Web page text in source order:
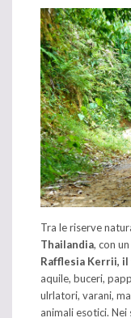
Tra le riserve
Thailandia, con
Rafflesia Kerrii,
aquile, buceri,
ulrlatori, varani,
animali esotici.